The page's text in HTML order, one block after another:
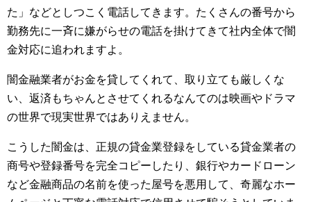
た」などとしつこく電話してきます。たくさんの番号から
勤務先に一斉に嫌がらせの電話を掛けてきて社内全体で闇
金対応に追われますよ。
闇金融業者がお金を貸してくれて、取り立ても厳しくな
い、返済もちゃんとさせてくれるなんてのは映画やドラマ
の世界で現実世界ではありえません。
こうした闇金は、正規の貸金業登録をしている貸金業者の
商号や登録番号を完全コピーしたり、銀行やカードローン
など金融商品の名前を使った屋号を悪用して、奇麗なホー